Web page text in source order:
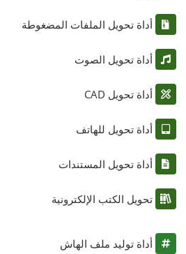
أداة تحويل الملفات المضغوطة
أداة تحويل الصوت
أداة تحويل CAD
أداة تحويل للهاتف
أداة تحويل المستندات
تحويل الكتب الإلكترونية
أداة توليد ملف الهاش